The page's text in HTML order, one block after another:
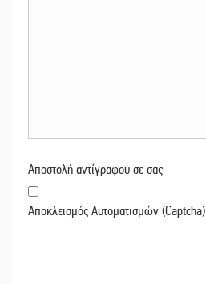
Αποστολή αντίγραφου σε σας
Αποκλεισμός Αυτοματισμών (Captcha)